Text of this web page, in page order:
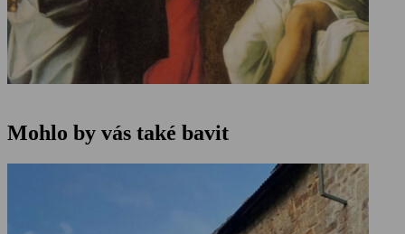
Mohlo by vás také bavit